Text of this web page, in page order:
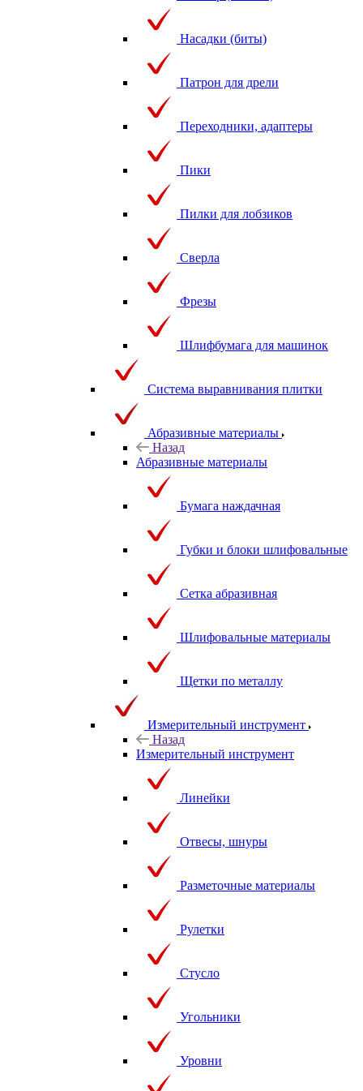
Насадки (биты)
Патрон для дрели
Переходники, адаптеры
Пики
Пилки для лобзиков
Сверла
Фрезы
Шлифбумага для машинок
Система выравнивания плитки
Абразивные материалы
Назад
Абразивные материалы
Бумага наждачная
Губки и блоки шлифовальные
Сетка абразивная
Шлифовальные материалы
Щетки по металлу
Измерительный инструмент
Назад
Измерительный инструмент
Линейки
Отвесы, шнуры
Разметочные материалы
Рулетки
Стусло
Угольники
Уровни